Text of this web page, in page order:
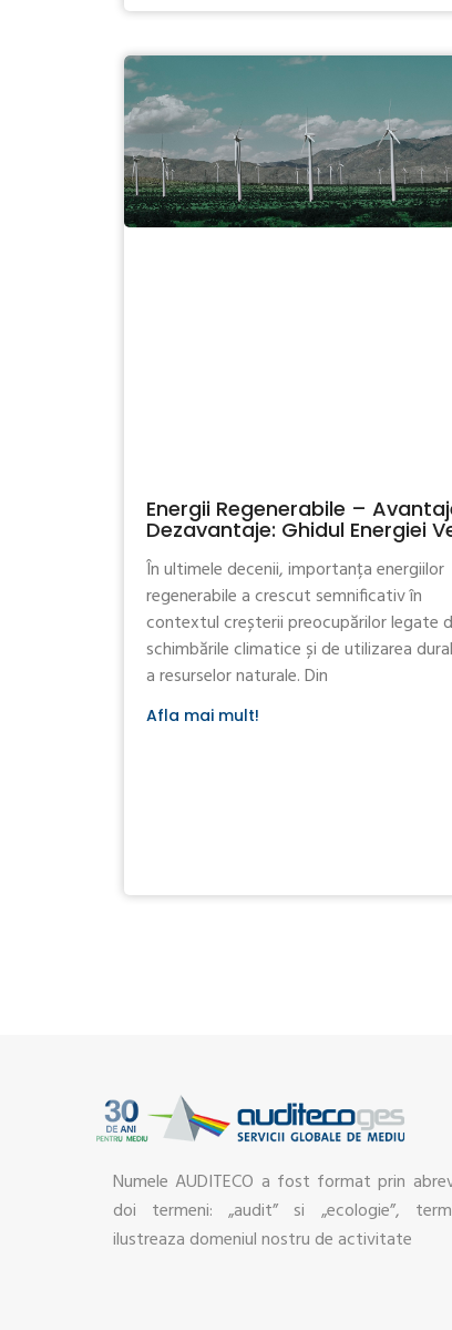
Energii Regenerabile –
Dezavantaje: Ghidul Energiei
În ultimele decenii, importanța energiilor
regenerabile a crescut semnificativ în
contextul creșterii preocupărilor legate
schimbările climatice și de utilizarea
a resurselor naturale. Din
Afla mai mult!
Numele AUDITECO a fost format prin
doi termeni: „audit” si „ecologie”,
ilustreaza domeniul nostru de activitate